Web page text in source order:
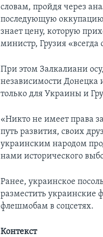
словам, пройдя через
последующую оккупацию
знает цену, которую
министр, Грузия
При этом Залкалиани
независимости Донецка
только для Украины и
«Никто не имеет права
путь развития, своих
украинским народом
нами исторического
Ранее, украинское
разместить украинские
флешмобам в соцсетях.
Контекст